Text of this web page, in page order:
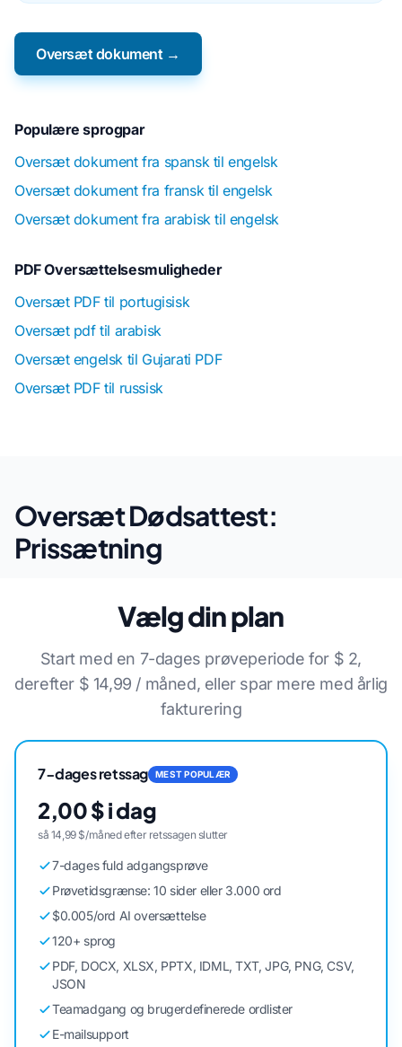
Oversæt dokument →
Populære sprogpar
Oversæt dokument fra spansk til engelsk
Oversæt dokument fra fransk til engelsk
Oversæt dokument fra arabisk til engelsk
PDF Oversættelsesmuligheder
Oversæt PDF til portugisisk
Oversæt pdf til arabisk
Oversæt engelsk til Gujarati PDF
Oversæt PDF til russisk
Oversæt Dødsattest:
Prissætning
Vælg din plan
Start med en 7-dages prøveperiode for $ 2,
derefter $ 14,99 / måned, eller spar mere med årlig
fakturering
7-dages retssag MEST POPULÆR
2,00 $ i dag
så 14,99 $/måned efter retssagen slutter
7-dages fuld adgangsprøve
Prøvetidsgrænse: 10 sider eller 3.000 ord
$0.005/ord AI oversættelse
120+ sprog
PDF, DOCX, XLSX, PPTX, IDML, TXT, JPG, PNG, CSV,
JSON
Teamadgang og brugerdefinerede ordlister
E-mailsupport